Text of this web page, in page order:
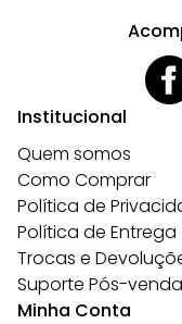
Institucional
Quem somos
Como Comprar
Política de
Política de Entrega
Trocas e
Suporte Pós-venda
Minha Conta